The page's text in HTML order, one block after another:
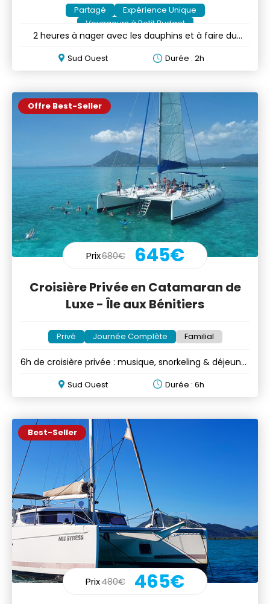
Partagé
Expérience Unique
Voyageurs à Petit Budget
2 heures à nager avec les dauphins et à faire du
Sud Ouest Durée : 2h
Offre Best-Seller
Prix680€ 645€
Croisière Privée en Catamaran de
Luxe - Île aux Bénitiers
Privé Journée Complète Familial
6h de croisière privée : musique, snorkeling & déjeuner
Sud Ouest Durée : 6h
Best-Seller
Prix480€ 465€